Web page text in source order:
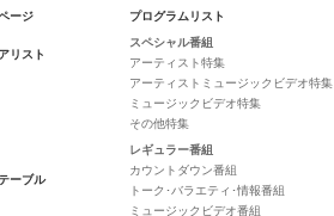
ージ
リスト
ーブル
プログラムリスト
スペシャル番組
アーティスト特集
アーティストミュージックビデオ特集
ミュージックビデオ特集
その他特集
レギュラー番組
カウントダウン番組
トーク･バラエティ･情報番組
ミュージックビデオ番組